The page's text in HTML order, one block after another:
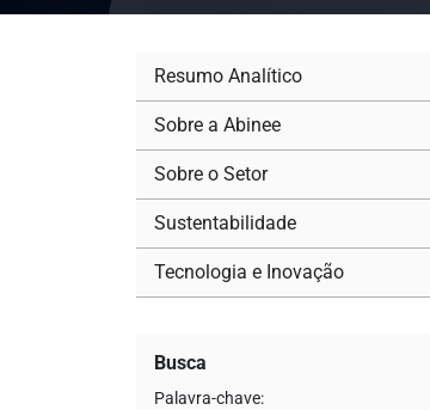
Resumo Analítico
Sobre a Abinee
Sobre o Setor
Sustentabilidade
Tecnologia e Inovação
Busca
Palavra-chave: